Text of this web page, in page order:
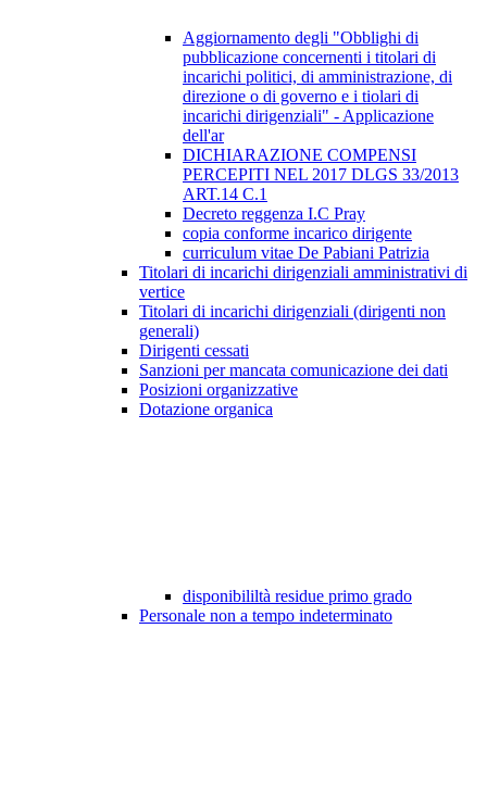
Aggiornamento degli "Obblighi di
pubblicazione concernenti i titolari di
incarichi politici, di amministrazione, di
direzione o di governo e i tiolari di
incarichi dirigenziali" - Applicazione
dell'ar
DICHIARAZIONE COMPENSI
PERCEPITI NEL 2017 DLGS 33/2013
ART.14 C.1
Decreto reggenza I.C Pray
copia conforme incarico dirigente
curriculum vitae De Pabiani Patrizia
Titolari di incarichi dirigenziali amministrativi di
vertice
Titolari di incarichi dirigenziali (dirigenti non
generali)
Dirigenti cessati
Sanzioni per mancata comunicazione dei dati
Posizioni organizzative
Dotazione organica
disponibililtà residue primo grado
Personale non a tempo indeterminato